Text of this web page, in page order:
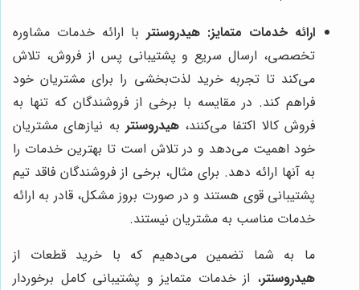
ارائه خدمات متمایز: هیدروسنتر با ارائه خدمات مشاوره
تخصصی، ارسال سریع و پشتیبانی پس از فروش، تلاش
می‌کند تا تجربه خرید لذت‌بخشی را برای مشتریان خود
فراهم کند. در مقایسه با برخی از فروشندگان که تنها به
فروش کالا اکتفا می‌کنند،هیدروسنتر به نیازهای مشتریان
خود اهمیت می‌دهد و در تلاش است تا بهترین خدمات را
به آنها ارائه دهد. برای مثال، برخی از فروشندگان فاقد تیم
پشتیبانی قوی هستند و در صورت بروز مشکل، قادر به ارائه
خدمات مناسب به مشتریان نیستند.
ما به شما تضمین می‌دهیم که با خرید قطعات از
هیدروسنتر، از خدمات متمایز و پشتیبانی کامل برخوردار